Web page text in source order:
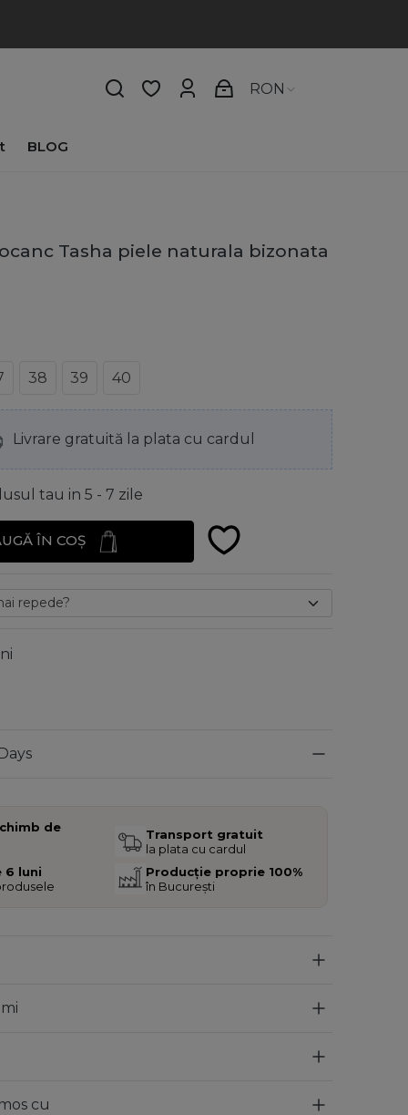
BLOG
RON
Tasha piele naturala bizonata
38 39 40
Livrare gratuită la plata cu cardul
tau in 5 - 7 zile
ÎN COȘ
de
Transport gratuit
la plata cu cardul
6 luni
Producție proprie 100%
în București
cu